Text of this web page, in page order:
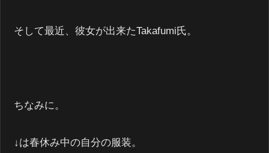
そして最近、彼女が出来たTakafumi氏。
ちなみに。
↓は春休み中の自分の服装。